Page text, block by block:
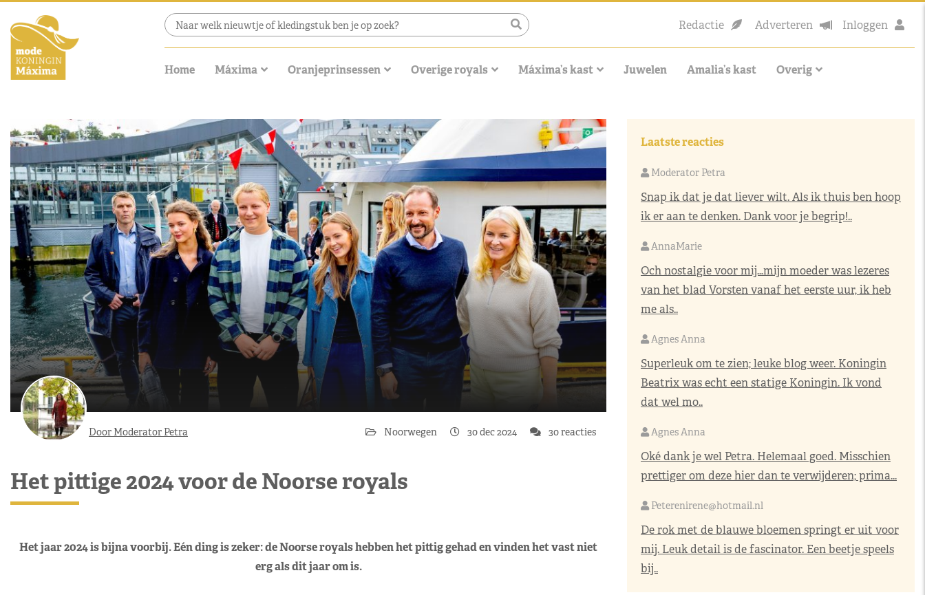
Redactie Adverteren Inloggen
Home Máxima Oranjeprinsessen Overige royals Máxima’s kast Juwelen Amalia’s kast Overig
Door Moderator Petra Noorwegen 30 dec 2024 30 reacties
Het pittige 2024 voor de Noorse royals
Het jaar 2024 is bijna voorbij. Eén ding is zeker: de Noorse royals hebben het pittig gehad en vinden het vast niet
erg als dit jaar om is.
Laatste reacties
Moderator Petra
Snap ik dat je dat liever wilt. Als ik thuis ben hoop
ik er aan te denken. Dank voor je begrip!..
AnnaMarie
Och nostalgie voor mij…mijn moeder was lezeres
van het blad Vorsten vanaf het eerste uur, ik heb
me als..
Agnes Anna
Superleuk om te zien; leuke blog weer. Koningin
Beatrix was echt een statige Koningin. Ik vond
dat wel mo..
Agnes Anna
Oké dank je wel Petra. Helemaal goed. Misschien
prettiger om deze hier dan te verwijderen; prima...
Peterenirene@hotmail.nl
De rok met de blauwe bloemen springt er uit voor
mij. Leuk detail is de fascinator. Een beetje speels
bij..